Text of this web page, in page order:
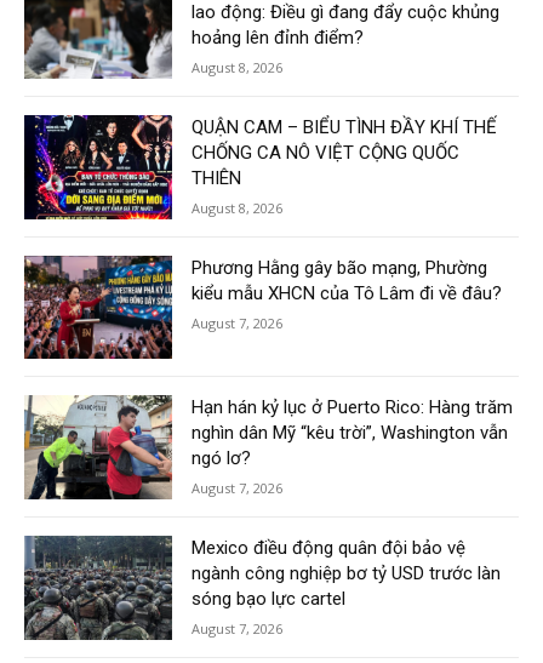
lao động: Điều gì đang đẩy cuộc khủng
hoảng lên đỉnh điểm?
August 8, 2026
QUẬN CAM – BIỂU TÌNH ĐẦY KHÍ THẾ
CHỐNG CA NÔ VIỆT CỘNG QUỐC
THIÊN
August 8, 2026
Phương Hằng gây bão mạng, Phường
kiểu mẫu XHCN của Tô Lâm đi về đâu?
August 7, 2026
Hạn hán kỷ lục ở Puerto Rico: Hàng trăm
nghìn dân Mỹ “kêu trời”, Washington vẫn
ngó lơ?
August 7, 2026
Mexico điều động quân đội bảo vệ
ngành công nghiệp bơ tỷ USD trước làn
sóng bạo lực cartel
August 7, 2026